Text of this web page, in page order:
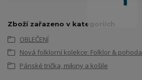
Zboží zařazeno v kategoriích
OBLEČENÍ
Nová folklorní kolekce: Folklor & pohoda
Pánské trička, mikiny a košile